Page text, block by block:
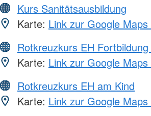
Kurs Sanitätsausbildung
Karte: Link zur Google Maps
Rotkreuzkurs EH
Karte: Link zur Google Maps
Rotkreuzkurs EH am Kind
Karte: Link zur Google Maps